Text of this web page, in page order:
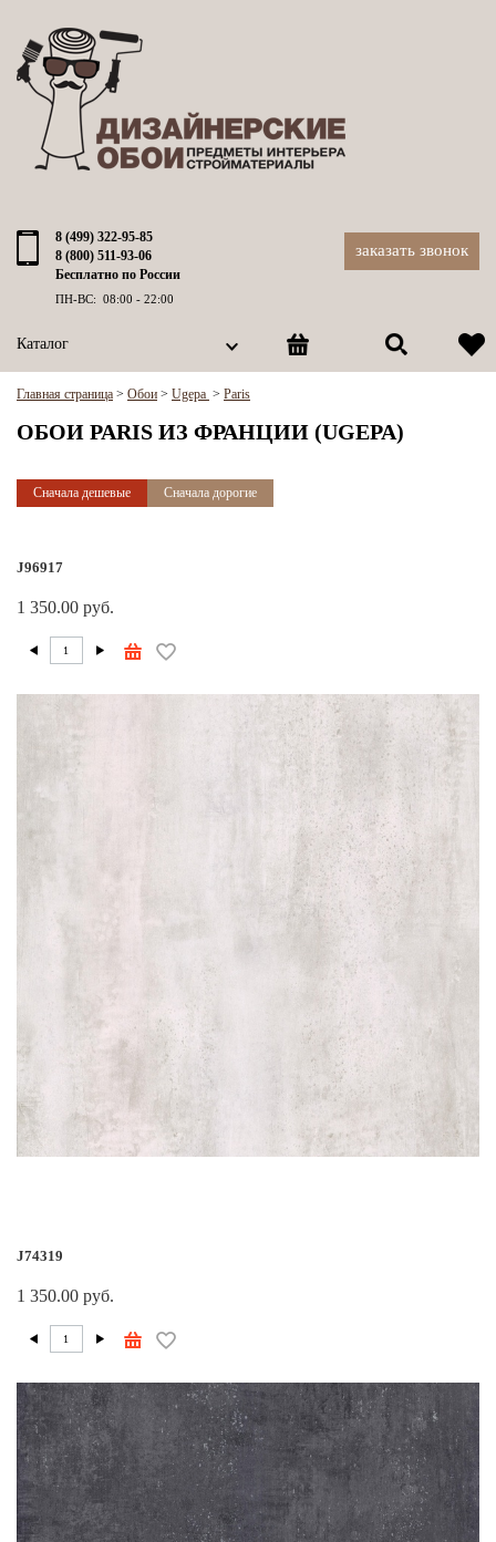
8 (499) 322-95-85
8 (800) 511-93-06
Бесплатно по России
ПН-ВС: 08:00 - 22:00
заказать звонок
Каталог
Главная страница > Обои > Ugepa > Paris
ОБОИ PARIS ИЗ ФРАНЦИИ (UGEPA)
Сначала дешевые Сначала дорогие
J96917
1 350.00 руб.
J74319
1 350.00 руб.